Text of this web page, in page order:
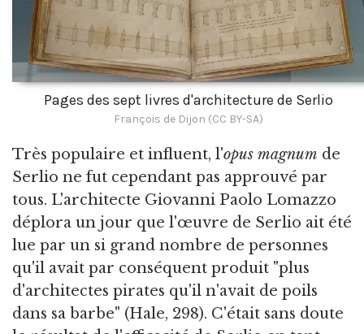
Pages des sept livres d'architecture de Serlio
François de Dijon (CC BY-SA)
Très populaire et influent, l'opus magnum de
Serlio ne fut cependant pas approuvé par
tous. L'architecte Giovanni Paolo Lomazzo
déplora un jour que l'œuvre de Serlio ait été
lue par un si grand nombre de personnes
qu'il avait par conséquent produit "plus
d'architectes pirates qu'il n'avait de poils
dans sa barbe" (Hale, 298). C'était sans doute